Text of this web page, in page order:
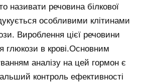
називати речовина білкової
особливими клітинами
Вироблення цієї речовини
глюкози в крові.Основним
аналізу на цей гормон є
контроль ефективності